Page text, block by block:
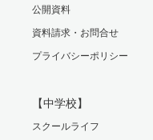
公開資料
資料請求・お問合せ
プライバシーポリシー
【中学校】
スクールライフ